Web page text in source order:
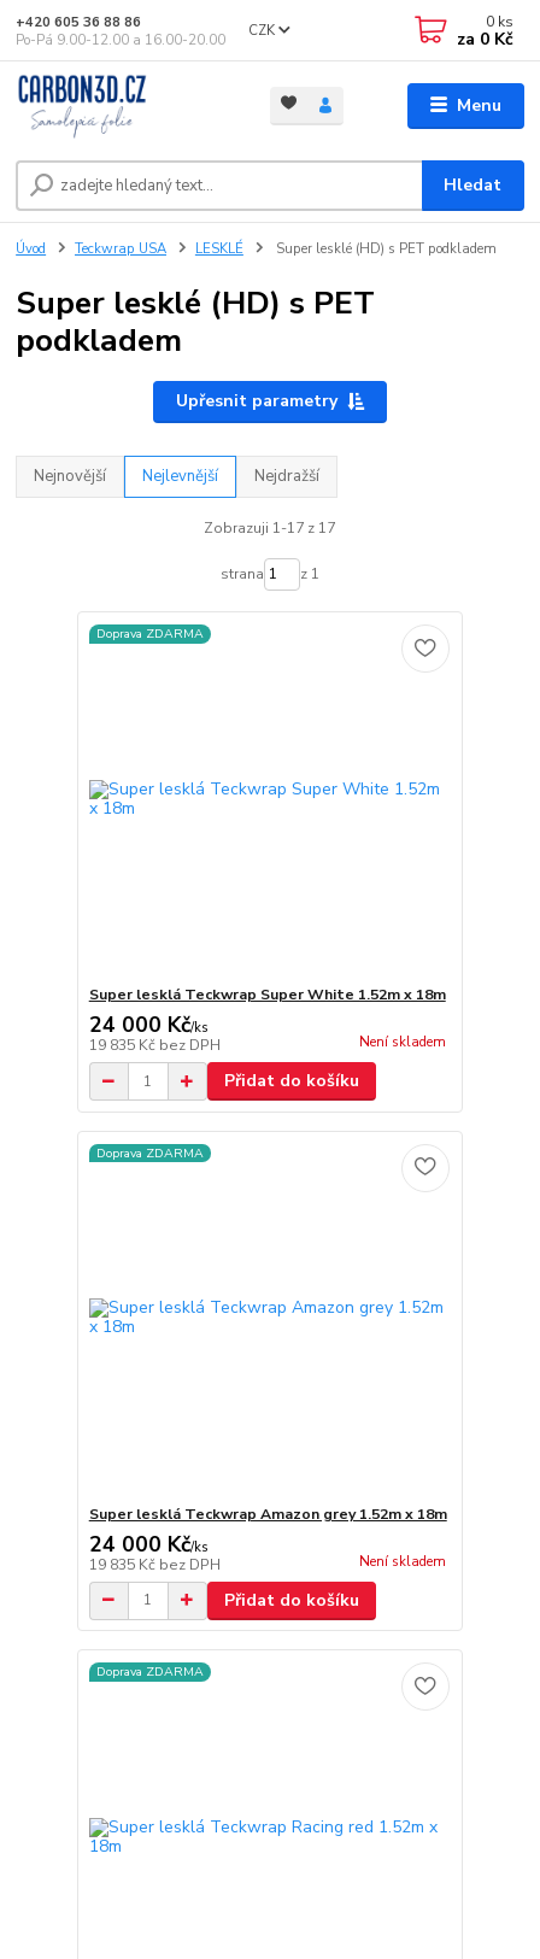
Menu
CZK
Hledat
+420 605 36 88 86
Po-Pá 9.00-12.00 a 16.00-20.00
0 ks
za 0 Kč
Úvod Teckwrap USA LESKLÉ Super lesklé (HD) s PET podkladem
Super lesklé (HD) s PET
podkladem
Upřesnit parametry
Nejnovější Nejlevnější Nejdražší
Zobrazuji 1-17 z 17
strana z 1
Doprava ZDARMA
Super lesklá Teckwrap Super White 1.52m x 18m
24 000 Kč/ks
19 835 Kč bez DPH Není skladem
Přidat do košíku
Doprava ZDARMA
Super lesklá Teckwrap Amazon grey 1.52m x 18m
24 000 Kč/ks
19 835 Kč bez DPH Není skladem
Přidat do košíku
Doprava ZDARMA